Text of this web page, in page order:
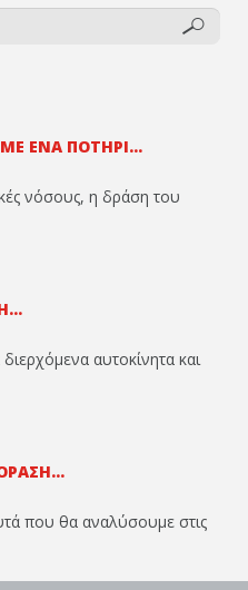
ΈΝΑ ΠΟΤΉΡΙ...
νόσους, η δράση του
αυτοκίνητα και
που θα αναλύσουμε στις